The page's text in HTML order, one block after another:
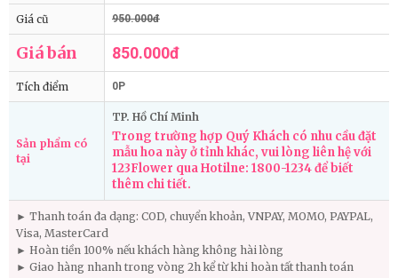
Giá cũ 950.000đ
Giá bán 850.000đ
Tích điểm 0P
Sản phẩm có
tại
TP. Hồ Chí Minh
Trong trường hợp Quý Khách có nhu cầu đặt
mẫu hoa này ở tỉnh khác, vui lòng liên hệ với
123Flower qua Hotilne: 1800-1234 để biết
thêm chi tiết.
► Thanh toán đa dạng: COD, chuyển khoản, VNPAY, MOMO, PAYPAL,
Visa, MasterCard
► Hoàn tiền 100% nếu khách hàng không hài lòng
► Giao hàng nhanh trong vòng 2h kể từ khi hoàn tất thanh toán